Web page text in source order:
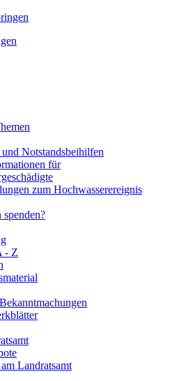
Notstandsbeihilfen
für
zum Hochwasserereignis
spenden?
- Z
Landratsamt